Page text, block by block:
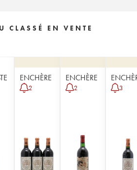
CLASSÉ EN VENTE
ENCHÈRE
2
ENCHÈRE
2 3